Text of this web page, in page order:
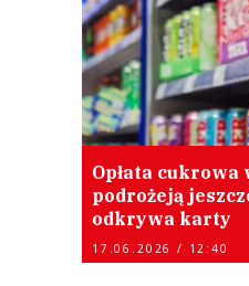
Opłata cukrowa
podrożeją
odkrywa karty
17.06.2026 / 12:40